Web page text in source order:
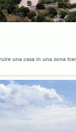
una casa in una zona